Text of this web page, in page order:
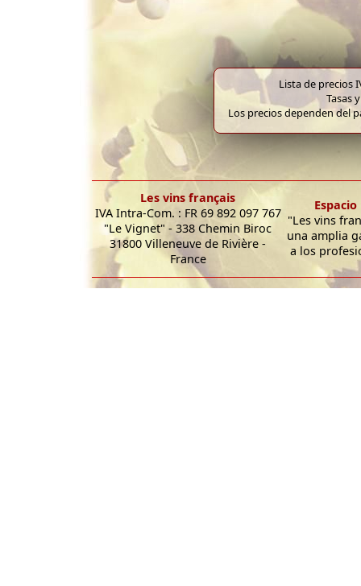
Lista de precios
Tasas
Los precios dependen del
Les vins français
IVA Intra-Com. : FR 69 892 097 767
"Le Vignet" - 338 Chemin Biroc
31800 Villeneuve de Rivière -
France
"Les vins
una amplia
a los